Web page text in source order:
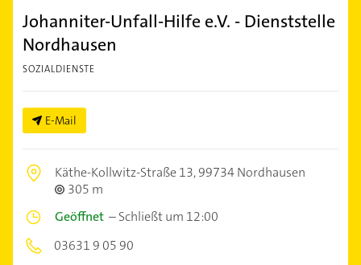
Johanniter-Unfall-Hilfe e.V. - Dienststelle
Nordhausen
SOZIALDIENSTE
E-Mail
Käthe-Kollwitz-Straße 13,99734 Nordhausen
305 m
Geöffnet –Schließt um 12:00
03631 9 05 90